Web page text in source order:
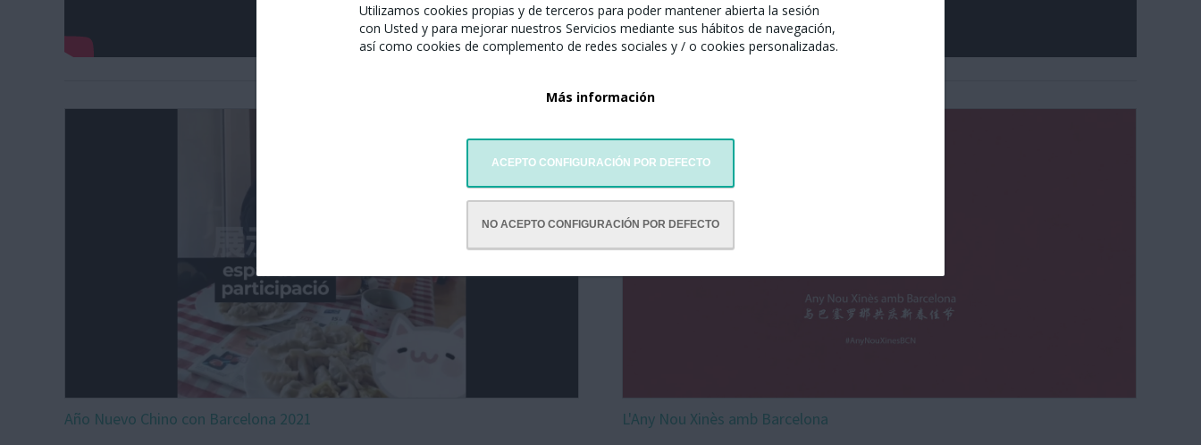
Utilizamos cookies propias y de terceros para poder mantener abierta la sesión
con Usted y para mejorar nuestros Servicios mediante sus hábitos de navegación,
así como cookies de complemento de redes sociales y / o cookies personalizadas.
Más información
ACEPTO CONFIGURACIÓN POR DEFECTO
NO ACEPTO CONFIGURACIÓN POR DEFECTO
Año Nuevo Chino con Barcelona 2021 L'Any Nou Xinès amb Barcelona